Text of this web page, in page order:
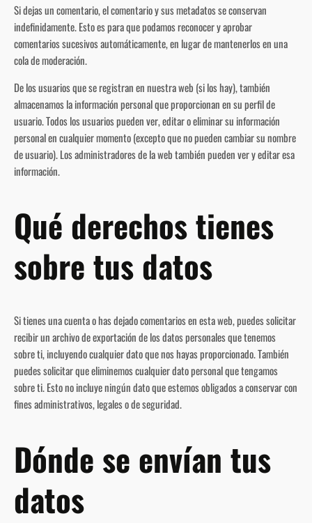
Si dejas un comentario, el comentario y sus metadatos se conservan
indefinidamente. Esto es para que podamos reconocer y aprobar
comentarios sucesivos automáticamente, en lugar de mantenerlos en una
cola de moderación.
De los usuarios que se registran en nuestra web (si los hay), también
almacenamos la información personal que proporcionan en su perfil de
usuario. Todos los usuarios pueden ver, editar o eliminar su información
personal en cualquier momento (excepto que no pueden cambiar su nombre
de usuario). Los administradores de la web también pueden ver y editar esa
información.
Qué derechos tienes
sobre tus datos
Si tienes una cuenta o has dejado comentarios en esta web, puedes solicitar
recibir un archivo de exportación de los datos personales que tenemos
sobre ti, incluyendo cualquier dato que nos hayas proporcionado. También
puedes solicitar que eliminemos cualquier dato personal que tengamos
sobre ti. Esto no incluye ningún dato que estemos obligados a conservar con
fines administrativos, legales o de seguridad.
Dónde se envían tus
datos